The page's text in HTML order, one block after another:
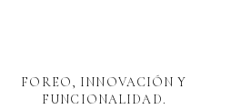
FOREO, INNOVACIÓN Y
FUNCIONALIDAD.